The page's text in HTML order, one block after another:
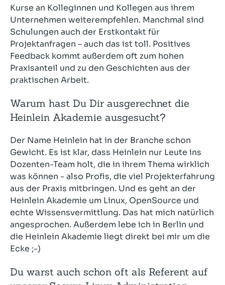
Kurse an Kolleginnen und Kollegen aus ihrem
Unternehmen weiterempfehlen. Manchmal sind
Schulungen auch der Erstkontakt für
Projektanfragen – auch das ist toll. Positives
Feedback kommt außerdem oft zum hohen
Praxisanteil und zu den Geschichten aus der
praktischen Arbeit.
Warum hast Du Dir ausgerechnet die
Heinlein Akademie ausgesucht?
Der Name Heinlein hat in der Branche schon
Gewicht. Es ist klar, dass Heinlein nur Leute ins
Dozenten-Team holt, die in ihrem Thema wirklich
was können - also Profis, die viel Projekterfahrung
aus der Praxis mitbringen. Und es geht an der
Heinlein Akademie um Linux, OpenSource und
echte Wissensvermittlung. Das hat mich natürlich
angesprochen. Außerdem lebe ich in Berlin und
die Heinlein Akademie liegt direkt bei mir um die
Ecke ;-)
Du warst auch schon oft als Referent auf